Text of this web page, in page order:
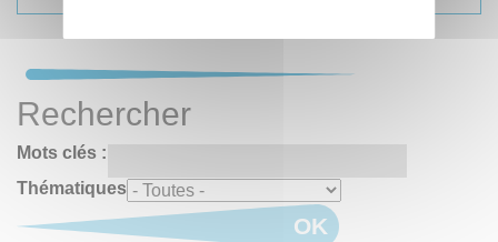
Rechercher
Mots clés :
Thématiques
OK